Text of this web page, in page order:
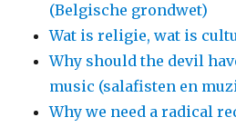
(Belgische grondwet)
Wat is religie, wat is
Why should the devil
music (salafisten en
Why we need a radical